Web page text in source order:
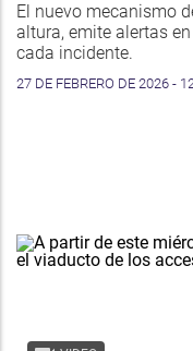
El nuevo mecanismo
altura, emite alertas
cada incidente.
27 DE FEBRERO DE 2026 -